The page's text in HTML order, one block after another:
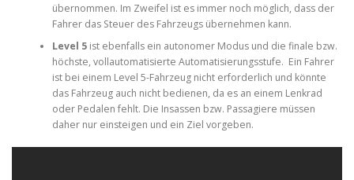
übernommen. Im Zweifel ist es immer noch möglich, dass der
Fahrer das Steuer des Fahrzeugs übernehmen kann.
Level 5ist ebenfalls ein autonomer Modus und die finale bzw.
höchste, vollautomatisierte Automatisierungsstufe. Ein Fahrer
ist bei einem Level 5-Fahrzeug nicht erforderlich und könnte
das Fahrzeug auch nicht bedienen, da es an einem Lenkrad
oder Pedalen fehlt. Die Insassen bzw. Passagiere müssen
daher nur einsteigen und ein Ziel vorgeben.